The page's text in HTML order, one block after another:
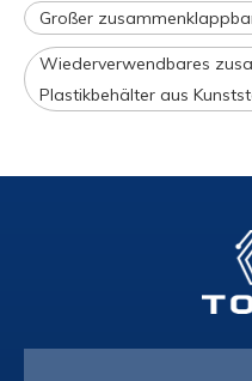
Großer
Wiederverwendbares
Plastikbehälter aus